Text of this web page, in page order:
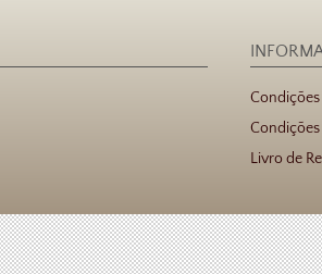
Condições
Livro de